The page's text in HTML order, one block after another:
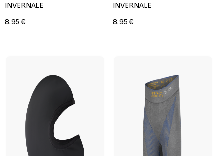
INVERNALE
8.95 €
INVERNALE
8.95 €